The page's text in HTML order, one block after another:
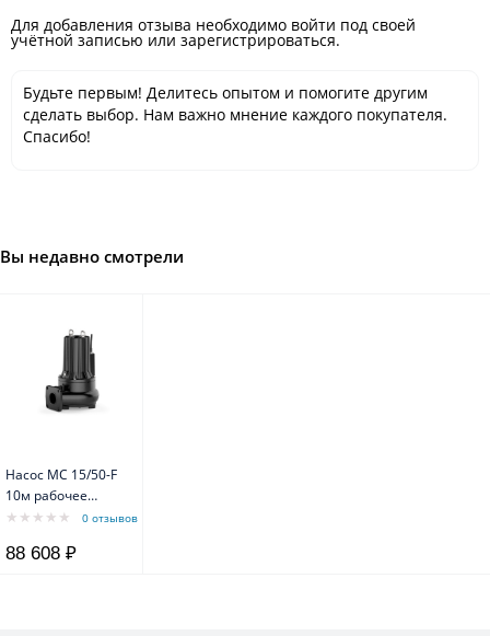
Для добавления отзыва необходимо войти под своей
учётной записью или зарегистрироваться.
Будьте первым! Делитесь опытом и помогите другим
сделать выбор. Нам важно мнение каждого покупателя.
Спасибо!
Вы недавно смотрели
Насос MC 15/50-F
10м рабочее
колесо
(без опорного
0 отзывов
88 608 ₽